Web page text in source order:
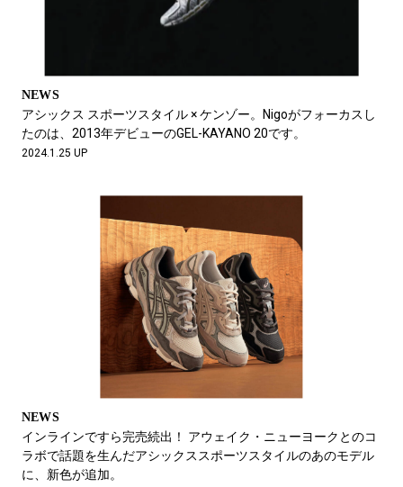
NEWS
アシックス スポーツスタイル × ケンゾー。Nigoがフォーカスし
たのは、2013年デビューのGEL-KAYANO 20です。
2024.1.25 UP
NEWS
インラインですら完売続出！ アウェイク・ニューヨークとのコ
ラボで話題を生んだアシックススポーツスタイルのあのモデル
に、新色が追加。